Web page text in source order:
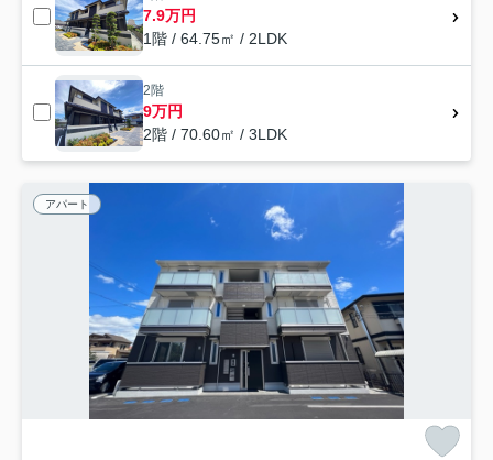
7.9万円
1階 / 64.75㎡ / 2LDK
2階
9万円
2階 / 70.60㎡ / 3LDK
アパート